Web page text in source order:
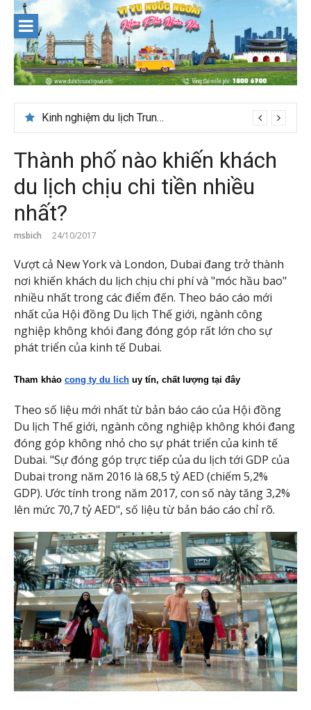
content
Kinh nghiệm du lịch Trung Á lần đầu cho khách Việt
Du lịch Maldives – Lần đầu nên đi đâu, chơi gì?
Thành phố nào khiến khách
du lịch chịu chi tiền nhiều
nhất?
msbich 24/10/2017
Vượt cả New York và London, Dubai đang trở thành
nơi khiến khách du lịch chịu chi phí và "móc hầu bao"
nhiều nhất trong các điểm đến. Theo báo cáo mới
nhất của Hội đồng Du lịch Thế giới, ngành công
nghiệp không khói đang đóng góp rất lớn cho sự
phát triển của kinh tế Dubai.
Tham khảo cong ty du lich uy tín, chất lượng tại đây
Theo số liệu mới nhất từ bản báo cáo của Hội đồng
Du lịch Thế giới, ngành công nghiệp không khói đang
đóng góp không nhỏ cho sự phát triển của kinh tế
Dubai. "Sự đóng góp trực tiếp của du lịch tới GDP của
Dubai trong năm 2016 là 68,5 tỷ AED (chiếm 5,2%
GDP). Ước tính trong năm 2017, con số này tăng 3,2%
lên mức 70,7 tỷ AED", số liệu từ bản báo cáo chỉ rõ.